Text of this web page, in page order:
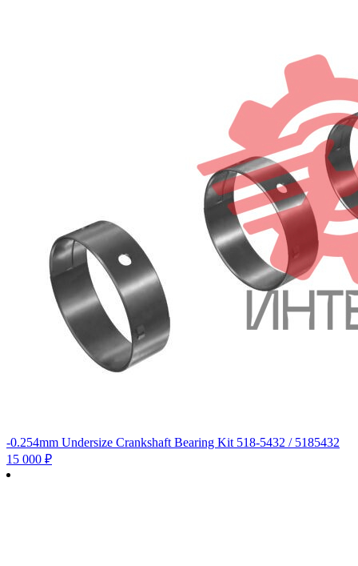
-0.254mm Undersize Crankshaft Bearing Kit 518-5432 / 5185432
15 000 ₽